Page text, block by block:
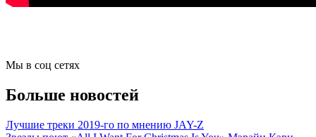
Мы в соц сетях
Больше новостей
Лучшие треки 2019-го по мнению JAY-Z